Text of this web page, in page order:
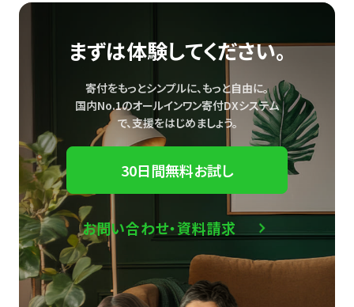
まずは体験してください。
寄付をもっとシンプルに、もっと自由に。
国内No.1のオールインワン寄付DXシステム
で、支援をはじめましょう。
30日間無料お試し
お問い合わせ・資料請求